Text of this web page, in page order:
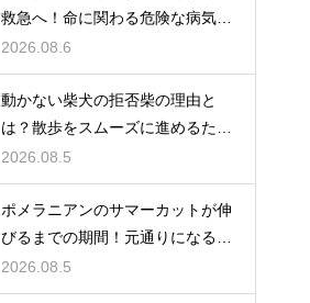
救急へ！命に関わる危険な病気と
は
2026.08.6
動かない柴犬の拒否柴の理由と
は？散歩をスムーズに進めるため
の対策
2026.08.5
ポメラニアンのサマーカットが伸
びるまでの期間！元通りになるの
か
2026.08.5